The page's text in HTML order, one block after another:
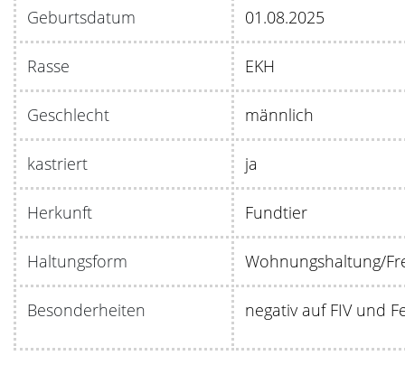
Geburtsdatum
Rasse EKH
Geschlecht männlich
kastriert ja
Herkunft Fundtier
Haltungsform Wohnungshaltung/
Besonderheiten negativ auf FIV und